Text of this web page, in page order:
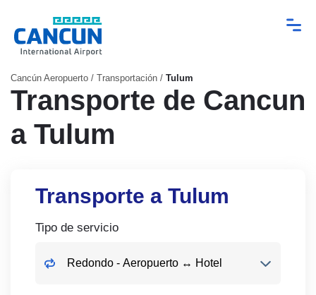
Cancún Aeropuerto / Transportación / Tulum
Transporte de Cancun
a Tulum
Transporte a Tulum
Tipo de servicio